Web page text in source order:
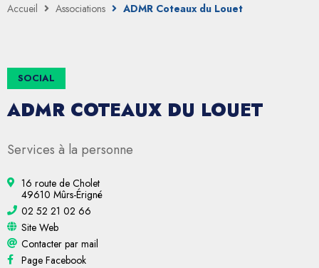
Accueil Associations ADMR Coteaux du Louet
SOCIAL
ADMR COTEAUX DU LOUET
Services à la personne
16 route de Cholet
49610 Mûrs-Érigné
02 52 21 02 66
Site Web
Contacter par mail
Page Facebook